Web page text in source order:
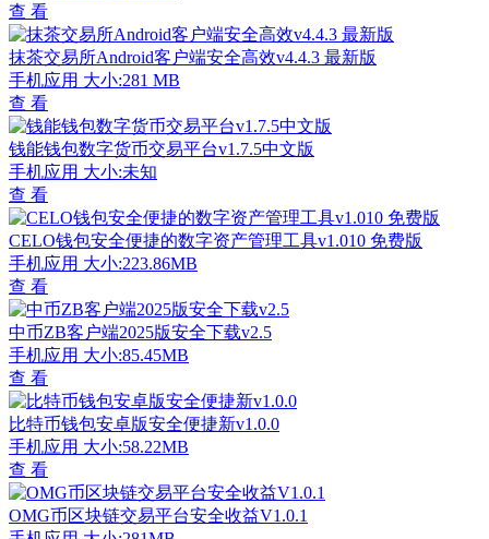
查 看
抹茶交易所Android客户端安全高效v4.4.3 最新版
手机应用 大小:281 MB
查 看
钱能钱包数字货币交易平台v1.7.5中文版
手机应用 大小:未知
查 看
CELO钱包安全便捷的数字资产管理工具v1.010 免费版
手机应用 大小:223.86MB
查 看
中币ZB客户端2025版安全下载v2.5
手机应用 大小:85.45MB
查 看
比特币钱包安卓版安全便捷新v1.0.0
手机应用 大小:58.22MB
查 看
OMG币区块链交易平台安全收益V1.0.1